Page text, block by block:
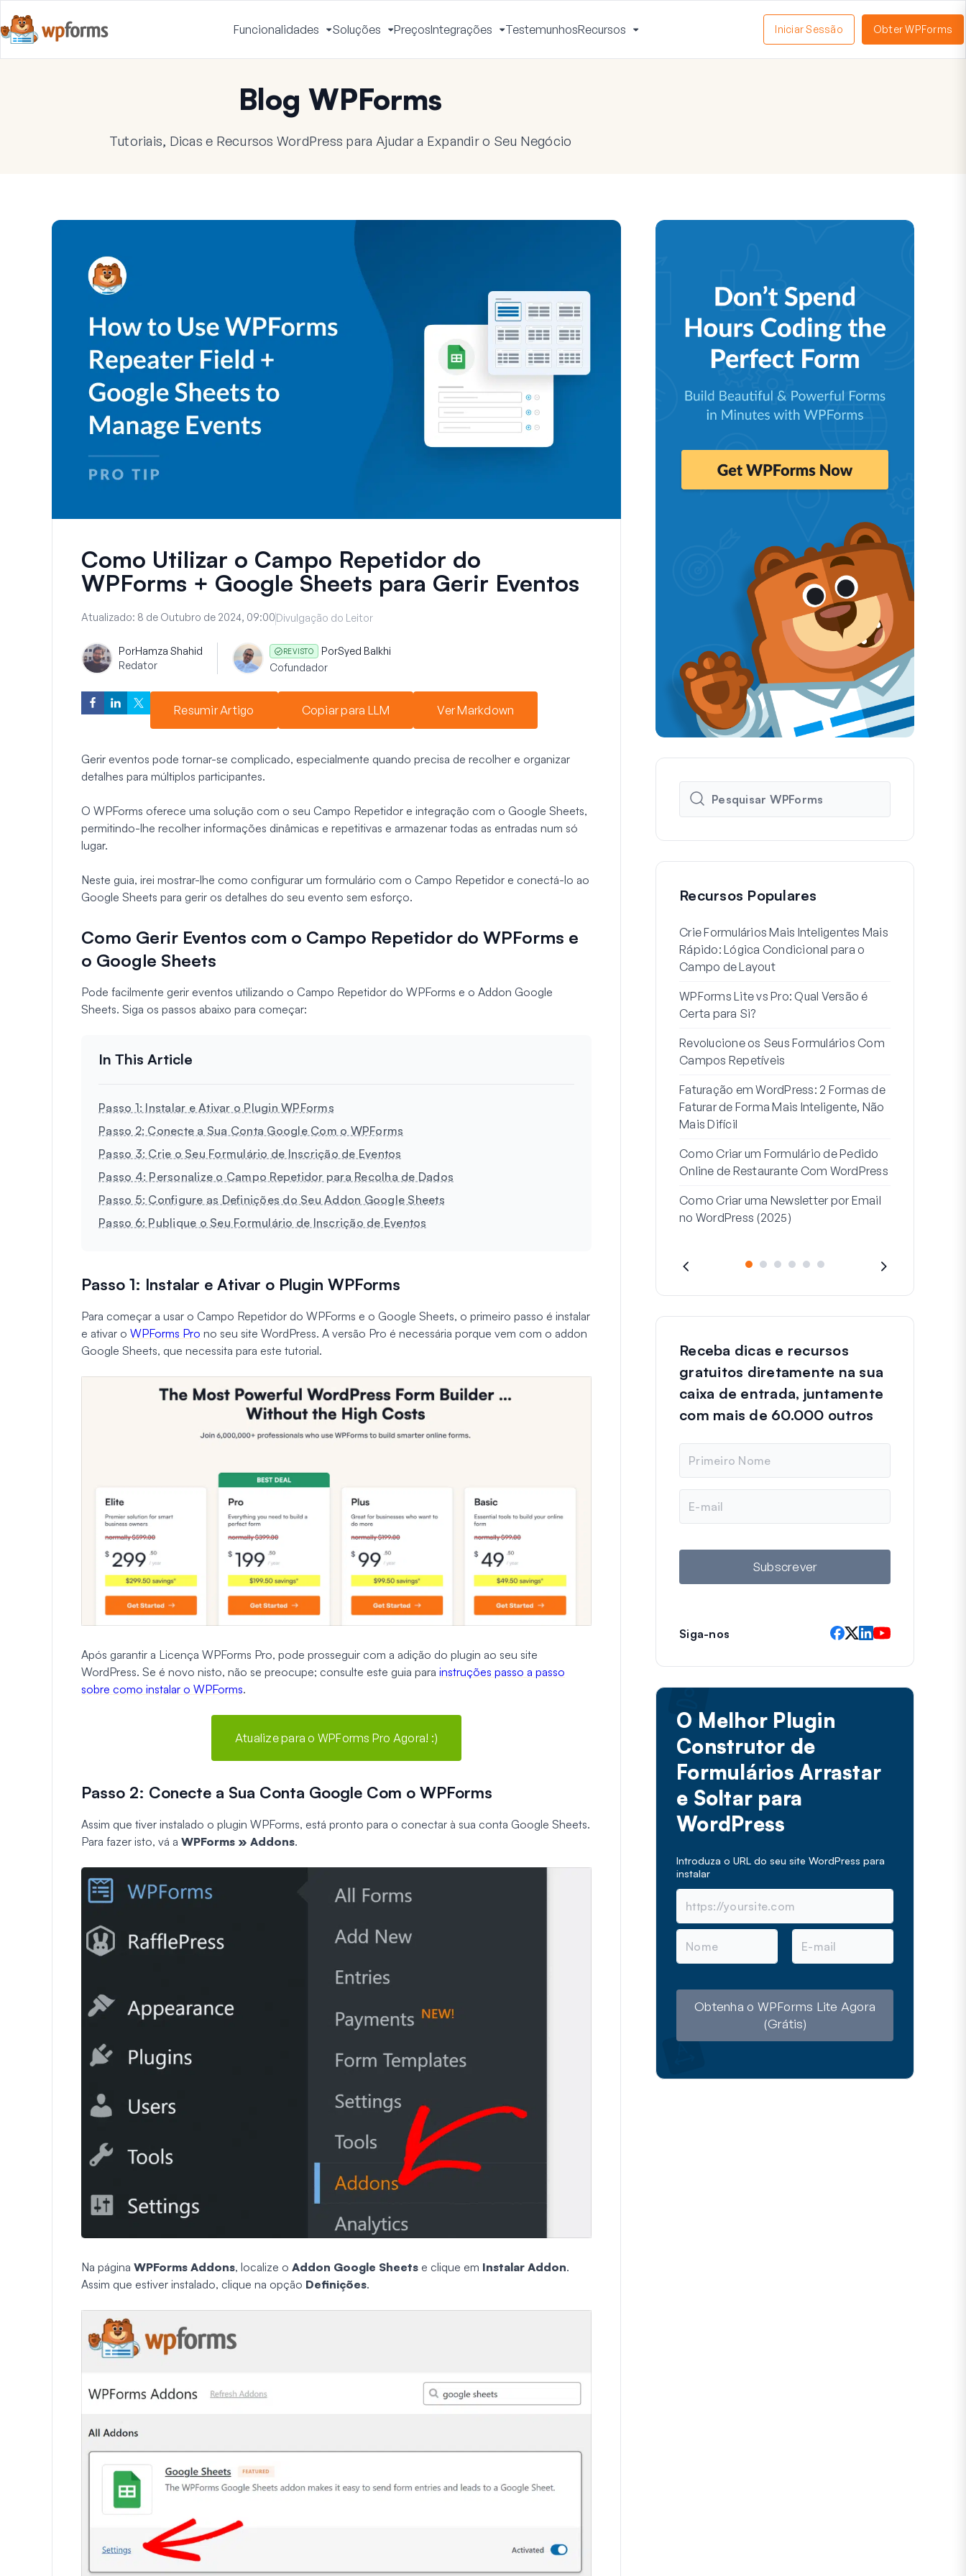
Funcionalidades
Ativar
Menu
Soluções
Ativar
Menu
PreçosIntegrações
Ativar
Menu
TestemunhosRecursos
Menu
Iniciar Sessão Obter WPForms
Blog WPForms
Tutoriais, Dicas e Recursos WordPress para Ajudar a Expandir o Seu Negócio
Como Utilizar o Campo Repetidor do
WPForms + Google Sheets para Gerir Eventos
Atualizado: 8 de Outubro de 2024, 09:00Divulgação do Leitor
PorHamza Shahid
Redator
REVISTO PorSyed Balkhi
Cofundador
Resumir Artigo Copiar para LLM Ver Markdown
Gerir eventos pode tornar-se complicado, especialmente quando precisa de recolher e organizar
detalhes para múltiplos participantes.
O WPForms oferece uma solução com o seu Campo Repetidor e integração com o Google Sheets,
permitindo-lhe recolher informações dinâmicas e repetitivas e armazenar todas as entradas num só
lugar.
Neste guia, irei mostrar-lhe como configurar um formulário com o Campo Repetidor e conectá-lo ao
Google Sheets para gerir os detalhes do seu evento sem esforço.
Como Gerir Eventos com o Campo Repetidor do WPForms e
o Google Sheets
Pode facilmente gerir eventos utilizando o Campo Repetidor do WPForms e o Addon Google
Sheets. Siga os passos abaixo para começar:
Passo 1: Instalar e Ativar o Plugin WPForms
Passo 2: Conecte a Sua Conta Google Com o WPForms
Passo 3: Crie o Seu Formulário de Inscrição de Eventos
Passo 4: Personalize o Campo Repetidor para Recolha de Dados
Passo 5: Configure as Definições do Seu Addon Google Sheets
Passo 6: Publique o Seu Formulário de Inscrição de Eventos
Passo 1: Instalar e Ativar o Plugin WPForms
Para começar a usar o Campo Repetidor do WPForms e o Google Sheets, o primeiro passo é instalar
e ativar o WPForms Pro no seu site WordPress. A versão Pro é necessária porque vem com o addon
Google Sheets, que necessita para este tutorial.
Após garantir a Licença WPForms Pro, pode prosseguir com a adição do plugin ao seu site
WordPress. Se é novo nisto, não se preocupe; consulte este guia para instruções passo a passo
sobre como instalar o WPForms.
Atualize para o WPForms Pro Agora! :)
Passo 2: Conecte a Sua Conta Google Com o WPForms
Assim que tiver instalado o plugin WPForms, está pronto para o conectar à sua conta Google Sheets.
Para fazer isto, vá a WPForms » Addons.
Na página WPForms Addons, localize o Addon Google Sheets e clique em Instalar Addon.
Assim que estiver instalado, clique na opção Definições.
Recursos Populares
Crie Formulários Mais Inteligentes Mais
Rápido: Lógica Condicional para o
Campo de Layout
WPForms Lite vs Pro: Qual Versão é
Certa para Si?
Revolucione os Seus Formulários Com
Campos Repetíveis
Faturação em WordPress: 2 Formas de
Faturar de Forma Mais Inteligente, Não
Mais Difícil
Como Criar um Formulário de Pedido
Online de Restaurante Com WordPress
Como Criar uma Newsletter por Email
no WordPress (2025)
Receba dicas e recursos
gratuitos diretamente na sua
caixa de entrada, juntamente
com mais de 60.000 outros
m
e
a
l
Subscrever
Siga-nos
O Melhor Plugin
Construtor de
Formulários Arrastar
e Soltar para
WordPress
Introduza o URL do seu site WordPress para
instalar
N
m
E
a
Obtenha o WPForms Lite Agora
(Grátis)